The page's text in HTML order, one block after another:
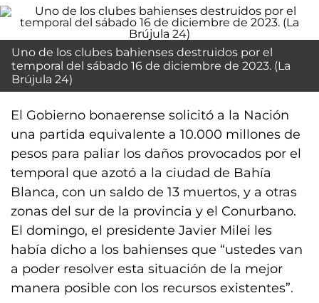
Uno de los clubes bahienses destruidos por el
temporal del sábado 16 de diciembre de 2023. (La
Brújula 24)
El Gobierno bonaerense solicitó a la Nación
una partida equivalente a 10.000 millones de
pesos para paliar los daños provocados por el
temporal que azotó a la ciudad de Bahía
Blanca, con un saldo de 13 muertos, y a otras
zonas del sur de la provincia y el Conurbano.
El domingo, el presidente Javier Milei les
había dicho a los bahienses que “ustedes van
a poder resolver esta situación de la mejor
manera posible con los recursos existentes”.